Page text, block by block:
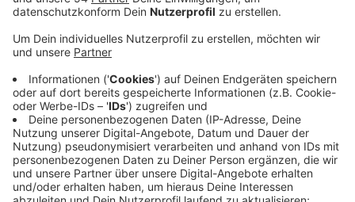
Wie die Gewerkschaft ver.di mitteilt, hat es auch in der
vierten Verhandlungsrunde keinen entscheidenden
Durchbruch gegeben. Schon seit drei Monaten laufen
die Verhandlungen um einen neuen Tarifvertrag. Die
Gewerkschaft fordert unter anderem 4,5 Prozent
mehr Lohn und zusätzlich ein Mindestgehalt von 12,50
Euro die Stunde. Alternativ gibt es von Seiten der